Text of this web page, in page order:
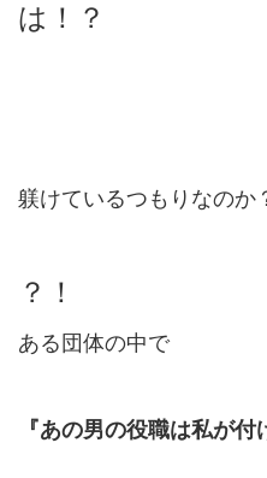
は！？
躾けているつもりなのか
？！
ある団体の中で
『あの男の役職は私が付